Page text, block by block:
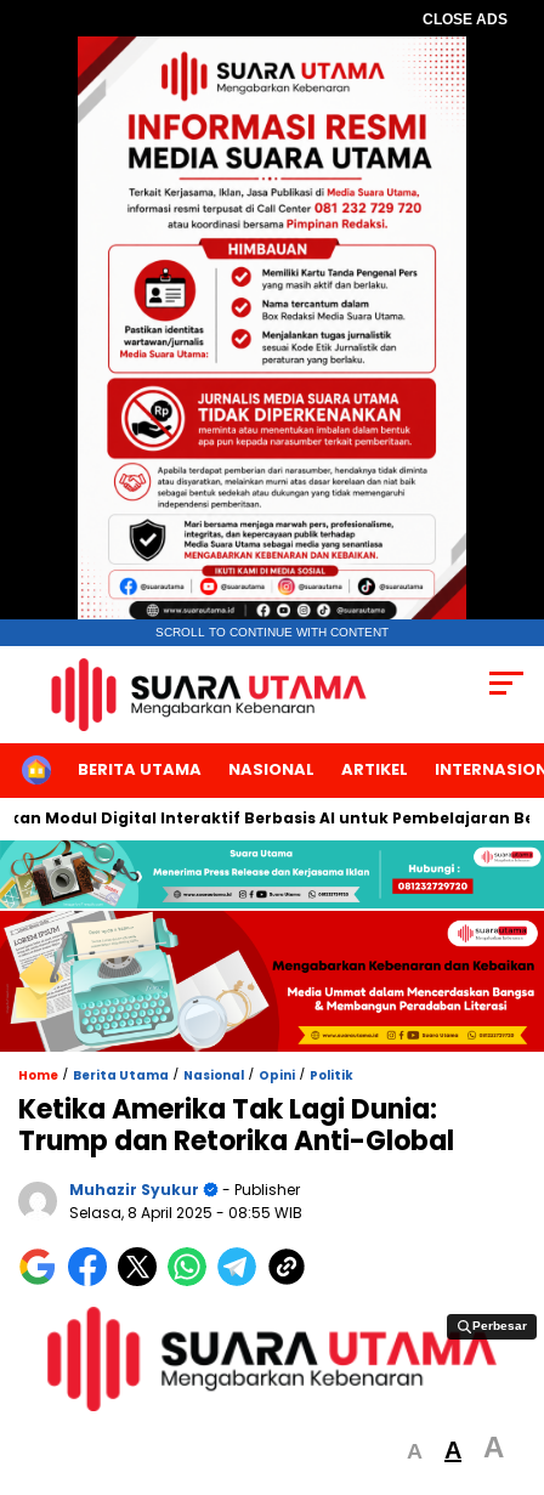
CLOSE ADS
SCROLL TO CONTINUE WITH CONTENT
HOMEBERITA UTAMA NASIONAL ARTIKEL
Modul Digital Interaktif Berbasis AI untuk Pembelajaran
Home / Berita Utama / Nasional / Opini / Politik
Ketika Amerika Tak Lagi Dunia:
Trump dan Retorika Anti-Global
Muhazir Syukur
- Publisher
Selasa, 8 April 2025 - 08:55 WIB
Perbesar
Perbesar
A A A